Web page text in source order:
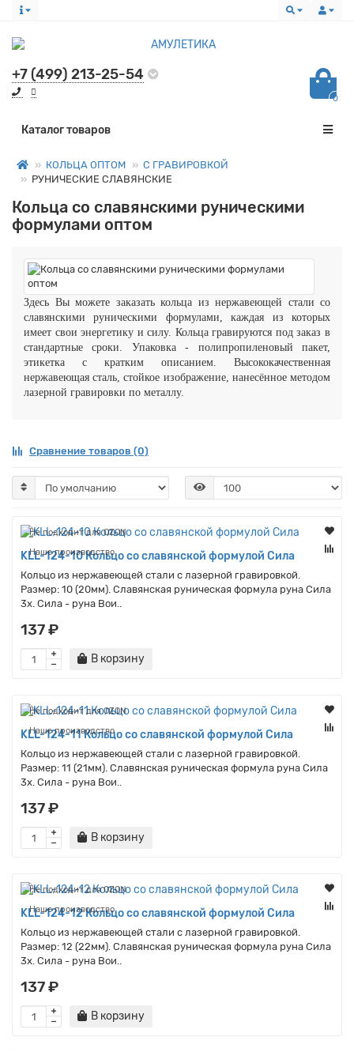
+7 (499) 213-25-54
0
Все категории
Каталог товаров
КОЛЬЦА ОПТОМ
С ГРАВИРОВКОЙ
РУНИЧЕСКИЕ СЛАВЯНСКИЕ
Кольца со славянскими руническими
формулами оптом
Здесь Вы можете заказать кольца из нержавеющей стали со
славянскими руническими формулами, каждая из которых
имеет свои энергетику и силу. Кольца гравируются под заказ в
стандартные сроки. Упаковка - полипропиленовый пакет,
этикетка с кратким описанием. Высококачественная
нержавеющая сталь,стойкое изображение, нанесённое методом
лазерной гравировки по металлу.
Сравнение товаров (0)
Не подходит для OZON
Наше производство
KLL-124-10 Кольцо со славянской формулой Сила
Кольцо из нержавеющей стали с лазерной гравировкой.
Размер: 10 (20мм). Славянская руническая формула руна Сила
3x. Сила - руна Вои..
137 ₽
В корзину
Не подходит для OZON
Наше производство
KLL-124-11 Кольцо со славянской формулой Сила
Кольцо из нержавеющей стали с лазерной гравировкой.
Размер: 11 (21мм). Славянская руническая формула руна Сила
3x. Сила - руна Вои..
137 ₽
В корзину
Не подходит для OZON
Наше производство
KLL-124-12 Кольцо со славянской формулой Сила
Кольцо из нержавеющей стали с лазерной гравировкой.
Размер: 12 (22мм). Славянская руническая формула руна Сила
3x. Сила - руна Вои..
137 ₽
В корзину